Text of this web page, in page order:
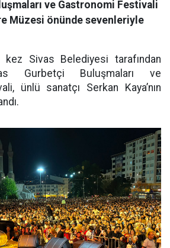
ve Gastronomi Festivali
Müzesi önünde sevenleriyle
kez Sivas Belediyesi tarafından
Gurbetçi Buluşmaları ve
ünlü sanatçı Serkan Kaya’nın